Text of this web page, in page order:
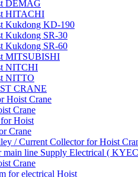
DEMAG
HITACHI
Kukdong KD-190
Kukdong SR-30
Kukdong SR-60
MITSUBISHI
NITCHI
NITTO
CRANE
Hoist Crane
Crane
Hoist
Crane
/ Current Collector for Hoist
main line Supply Electrical (
Crane
for electrical Hoist